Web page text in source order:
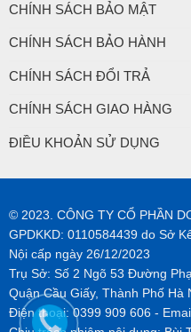
CHÍNH SÁCH BẢO MẬT
CHÍNH SÁCH BẢO HÀNH
CHÍNH SÁCH ĐỔI TRẢ
CHÍNH SÁCH GIAO HÀNG
ĐIỀU KHOẢN SỬ DỤNG
© 2023. CÔNG TY CỔ PHẦN
GPDKKD: 0110584439 do Sở
Nội cấp ngày 26/12/2023
Trụ Sở: Số 2 Ngõ 53 Đường
Quận Cầu Giấy, Thành Phố Hà
Điện thoại:0399 909 606-